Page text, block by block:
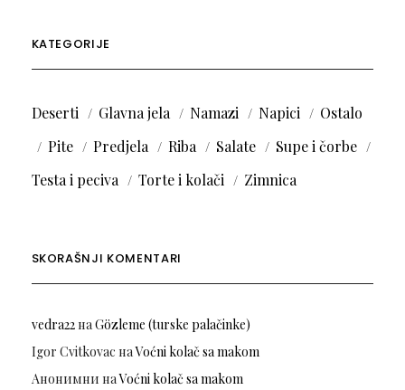
KATEGORIJE
Deserti Glavna jela Namazi Napici
Ostalo
Pite
Predjela Riba Salate
Supe i čorbe
Testa i peciva
Torte i kolači Zimnica
SKORAŠNJI KOMENTARI
vedra22наGözleme (turske palačinke)
Igor Cvitkovac наVoćni kolač sa makom
Анонимни наVoćni kolač sa makom